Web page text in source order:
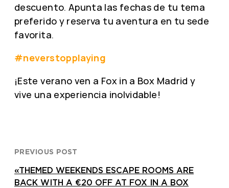
descuento. Apunta las fechas de tu tema
preferido y reserva tu aventura en tu sede
favorita.
#neverstopplaying
¡Este verano ven a Fox in a Box Madrid y
vive una experiencia inolvidable!
PREVIOUS POST
«THEMED WEEKENDS ESCAPE ROOMS ARE
BACK WITH A €20 OFF AT FOX IN A BOX